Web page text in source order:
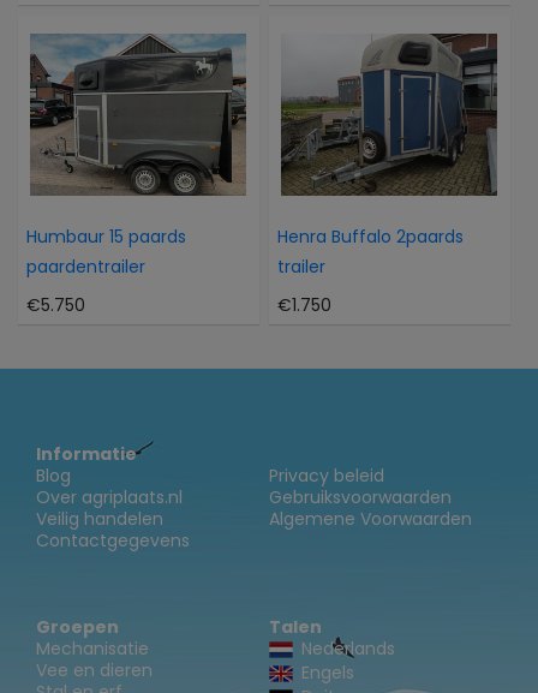
Humbaur 15 paards
paardentrailer
€5.750
Henra Buffalo 2paards
trailer
€1.750
Informatie
Blog
Over agriplaats.nl
Veilig handelen
Contactgegevens
Privacy beleid
Gebruiksvoorwaarden
Algemene Voorwaarden
Groepen
Mechanisatie
Vee en dieren
Talen
Nederlands
Engels